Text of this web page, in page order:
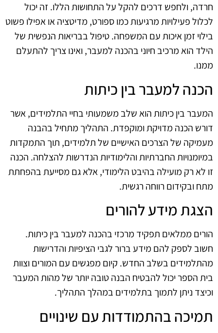
חרדה, ולחפש דרכים להקל על התחושות הללו. זה יכול
לכלול פעילויות מרגיעות כמו ספורט, מדיטציה או אפילו פשוט
בילוי זמן איכות עם המשפחה. טיפול בבריאות הנפשית של
הילד הוא מרכיב חיוני בהכנה למעבר, ואינו צריך להתעלם
ממנו.
הכנה למעבר בין כיתות
המעבר בין כיתות הוא שלב משמעותי בחיי התלמידים, אשר
דורש הכנה מדויקת ומוקפדת. התהליך מתחיל בהבנה
מעמיקה של הצרכים האישיים של תלמידים, תוך התמקדות
במיומנויות החברתיות והלימודיות הנדרשות להצלחה. הכנה
זו לא רק מועילה בהיבט הלימודי, אלא גם מסייעת בהפחתת
מתח ובקידום רווחה רגשית.
הצגת מידע להורים
הורים ממלאים תפקיד מרכזי בהכנה למעבר בין כיתות.
חשוב לספק להם מידע ברור לגבי הציפיות והדרישות
מהתלמידים בשלב החדש. קיום מפגשים עם המורים וצוות
בית הספר יכול להבטיח הבנה טובה יותר של מהות המעבר
וכיצד ניתן לתמוך בתלמידים במהלך התהליך.
תמיכה בהתמודדות עם שינויים